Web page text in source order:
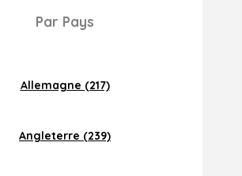
Par Pays
Allemagne (217)
Angleterre (239)